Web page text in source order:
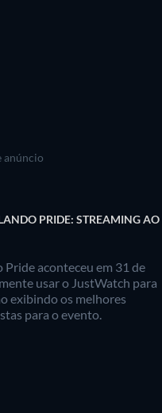
anúncio
PRIDE: STREAMING AO
aconteceu em 31 de
usar o JustWatch para
exibindo os melhores
para o evento.